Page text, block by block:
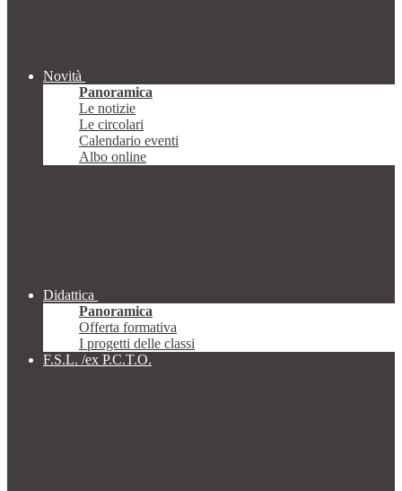
Novità
Panoramica
Le notizie
Le circolari
Calendario eventi
Albo online
Didattica
Panoramica
Offerta formativa
I progetti delle classi
F.S.L. /ex P.C.T.O.